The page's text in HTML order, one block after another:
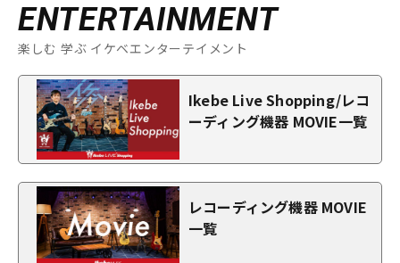
ENTERTAINMENT
楽しむ 学ぶ イケベエンターテイメント
Ikebe Live Shopping/レコ
ーディング機器 MOVIE一覧
レコーディング機器 MOVIE
一覧